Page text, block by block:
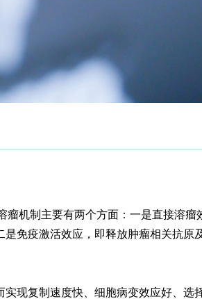
机制主要有两个方面：一是直接溶瘤
免疫激活效应，即释放肿瘤相关抗原
现复制速度快、细胞病变效应好、选